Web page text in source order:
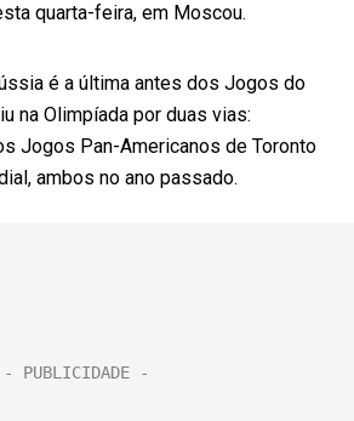
quarta-feira, em Moscou.
é a última antes dos Jogos do
na Olimpíada por duas vias:
Jogos Pan-Americanos de Toronto
ambos no ano passado.